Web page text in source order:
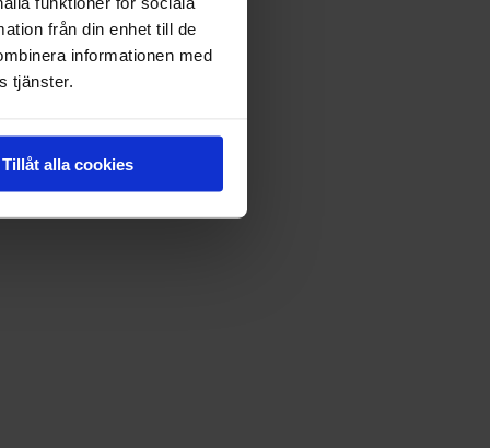
från din enhet till de
informationen med
tjänster.
Tillåt alla cookies